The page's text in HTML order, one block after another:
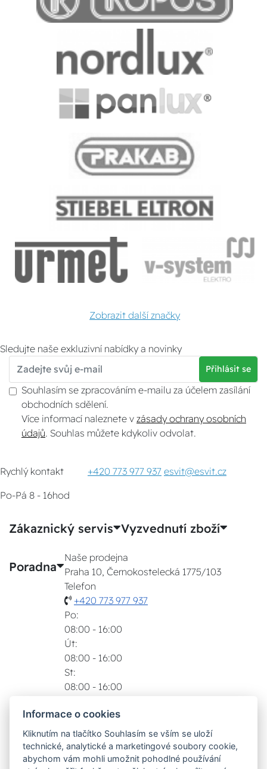
Zobrazit další značky
Sledujte naše exkluzivní nabídky a novinky
Přihlásit se
Souhlasím se zpracováním e-mailu za účelem zasílání
obchodních sdělení.
Více informací naleznete v zásady ochrany osobních
údajů . Souhlas můžete kdykoliv odvolat.
Rychlý kontakt +420 773 977 937 esvit@esvit.cz
Po-Pá 8 - 16hod
Zákaznický servis Vyzvednutí zboží
Poradna
Naše prodejna
Praha 10, Černokostelecká 1775/103
Telefon
+420 773 977 937
Po:
08:00 - 16:00
Út:
08:00 - 16:00
St:
08:00 - 16:00
08:00 - 16:00
Pá:
08:00 - 16:00
Zobrazit na mapě
Informace o cookies
Kliknutím na tlačítko Souhlasím se vším se uloží
technické, analytické a marketingové soubory cookie,
abychom vám mohli umožnit pohodlné používání